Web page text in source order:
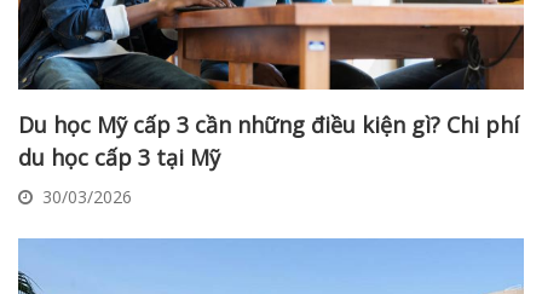
Du học Mỹ cấp 3 cần những điều kiện gì? Chi phí
du học cấp 3 tại Mỹ
30/03/2026